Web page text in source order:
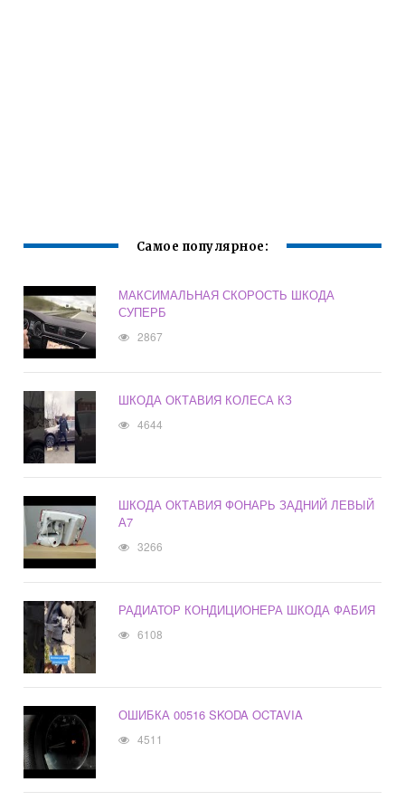
Самое популярное:
МАКСИМАЛЬНАЯ СКОРОСТЬ ШКОДА
СУПЕРБ
2867
ШКОДА ОКТАВИЯ КОЛЕСА КЗ
4644
ШКОДА ОКТАВИЯ ФОНАРЬ ЗАДНИЙ ЛЕВЫЙ
А7
3266
РАДИАТОР КОНДИЦИОНЕРА ШКОДА ФАБИЯ
6108
ОШИБКА 00516 SKODA OCTAVIA
4511